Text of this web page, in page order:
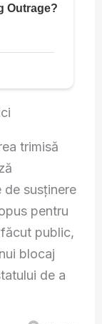
trimisă
de susținere
pentru
public,
blocaj
de a